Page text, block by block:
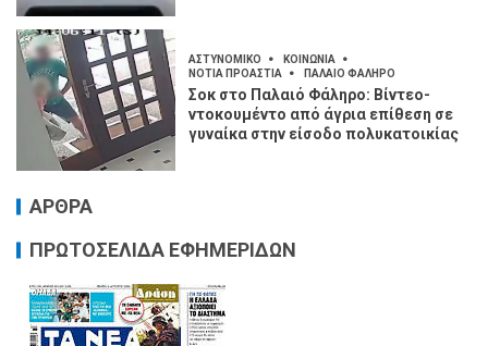
ΑΣΤΥΝΟΜΙΚΟ
ΚΟΙΝΩΝΙΑ
ΝΟΤΙΑ ΠΡΟΑΣΤΙΑ
ΠΑΛΑΙΟ ΦΑΛΗΡΟ
Σοκ στο Παλαιό Φάληρο: Βίντεο-
ντοκουμέντο από άγρια επίθεση σε
γυναίκα στην είσοδο πολυκατοικίας
ΑΡΘΡΑ
ΠΡΩΤΟΣΕΛΙΔΑ ΕΦΗΜΕΡΙΔΩΝ